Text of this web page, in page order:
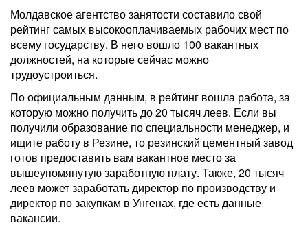
Молдавское агентство занятости составило свой
рейтинг самых высокооплачиваемых рабочих мест по
всему государству. В него вошло 100 вакантных
должностей, на которые сейчас можно
трудоустроиться.
По официальным данным, в рейтинг вошла работа, за
которую можно получить до 20 тысяч леев. Если вы
получили образование по специальности менеджер, и
ищите работу в Резине, то резинский цементный завод
готов предоставить вам вакантное место за
вышеупомянутую заработную плату. Также, 20 тысяч
леев может заработать директор по производству и
директор по закупкам в Унгенах, где есть данные
вакансии.